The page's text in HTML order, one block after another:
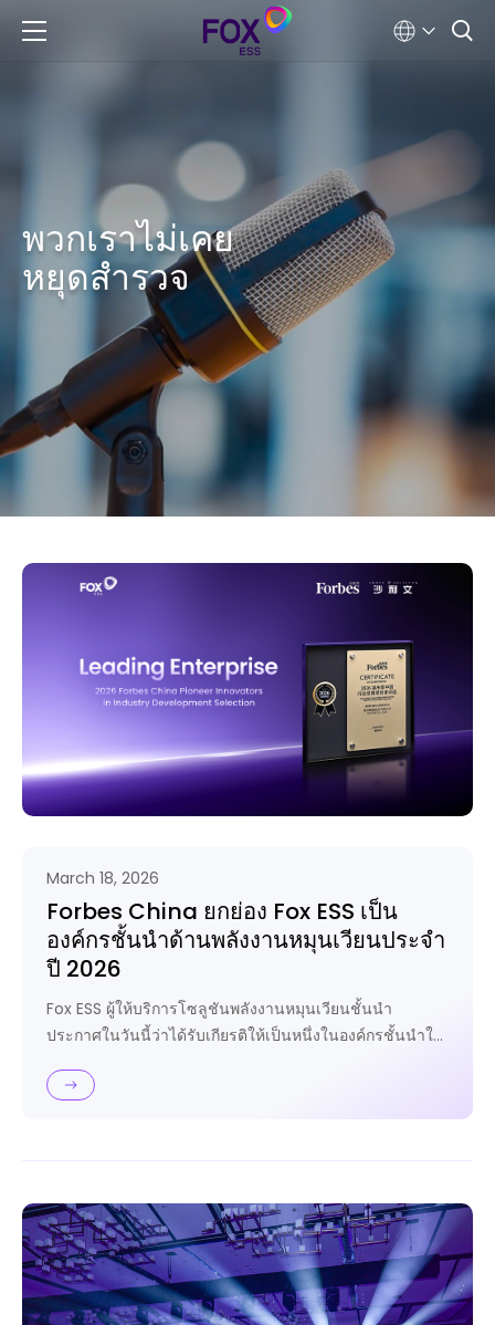
พวกเราไม่เคย
หยุดสำรวจ
March 18, 2026
Forbes China ยกย่อง Fox ESS เป็น
องค์กรชั้นนำด้านพลังงานหมุนเวียนประจำ
ปี 2026
Fox ESS ผู้ให้บริการโซลูชันพลังงานหมุนเวียนชั้นนำ
ประกาศในวันนี้ว่าได้รับเกียรติให้เป็นหนึ่งในองค์กรชั้นนำใน
Industry Development Selection" ประจำปี 2026